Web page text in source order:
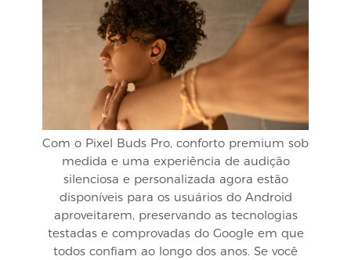
Com o Pixel Buds Pro, conforto premium sob
medida e uma experiência de audição
silenciosa e personalizada agora estão
disponíveis para os usuários do Android
aproveitarem, preservando as tecnologias
testadas e comprovadas do Google em que
todos confiam ao longo dos anos. Se você